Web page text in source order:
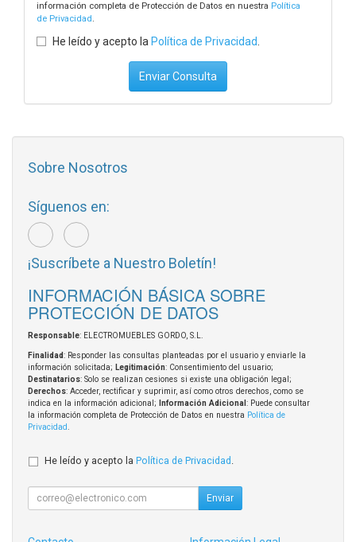
información completa de Protección de Datos en nuestra Política
de Privacidad.
He leído y acepto la Política de Privacidad
Enviar Consulta
Sobre Nosotros
Síguenos en:
¡Suscríbete a Nuestro Boletín!
INFORMACIÓN BÁSICA SOBRE
PROTECCIÓN DE DATOS
Responsable: ELECTROMUEBLES GORDO, S.L.
Finalidad: Responder las consultas planteadas por el usuario y enviarle la
información solicitada; Legitimación: Consentimiento del usuario;
Destinatarios: Solo se realizan cesiones si existe una obligación legal;
Derechos: Acceder, rectificar y suprimir, así como otros derechos, como se
indica en la información adicional;
Información Adicional : Puede consultar
la información completa de Protección de Datos en nuestra Política de
Privacidad
He leído y acepto la Política de Privacidad .
Enviar